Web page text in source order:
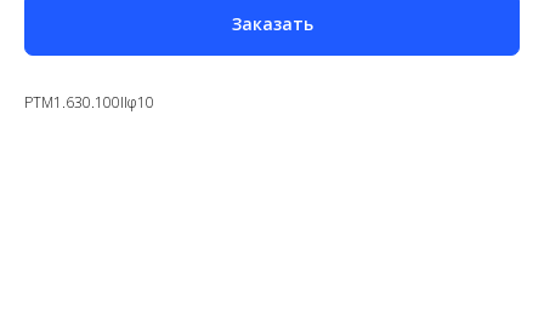
Заказать
PTM1.630.100IIφ10